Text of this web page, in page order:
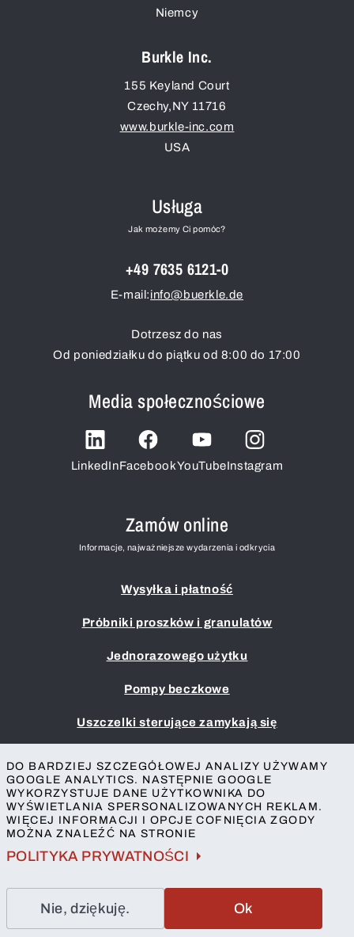
Niemcy
Burkle Inc.
155 Keyland Court
Czechy,NY 11716
www.burkle-inc.com
USA
Usługa
Jak możemy Ci pomóc?
+49 7635 6121-0
E-mail:info@buerkle.de
Dotrzesz do nas
Od poniedziałku do piątku od 8:00 do 17:00
Media społecznościowe
LinkedInFacebookYouTubeInstagram
Zamów online
Informacje, najważniejsze wydarzenia i odkrycia
Wysyłka i płatność
Próbniki proszków i granulatów
Jednorazowego użytku
Pompy beczkowe
Uszczelki sterujące zamykają się
Nadruk
Regulamin
Ochrona prywatności
Kontakt
DO BARDZIEJ SZCZEGÓŁOWEJ ANALIZY UŻYWAMY
GOOGLE ANALYTICS. NASTĘPNIE GOOGLE
WYKORZYSTUJE DANE UŻYTKOWNIKA DO
WYŚWIETLANIA SPERSONALIZOWANYCH REKLAM.
WIĘCEJ INFORMACJI I OPCJE COFNIĘCIA ZGODY
MOŻNA ZNALEŹĆ NA STRONIE
POLITYKA PRYWATNOŚCI
Nie, dziękuję. Ok